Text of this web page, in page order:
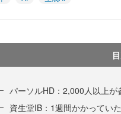
パーソルHD：2,000人以上が
資生堂IB：1週間かかってい